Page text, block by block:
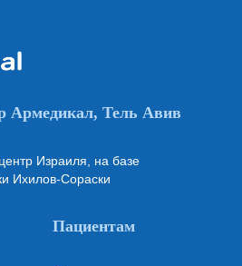
Армедикал, Тель Авив
Израиля, на базе
Ихилов-Сораски
Пациентам